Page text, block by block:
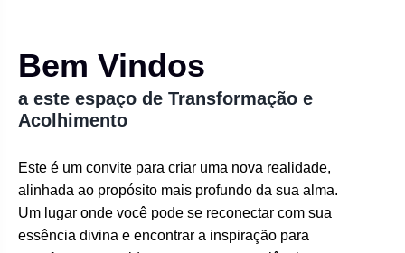
Bem Vindos
a este espaço de Transformação e
Acolhimento
Este é um convite para criar uma nova realidade,
alinhada ao propósito mais profundo da sua alma.
Um lugar onde você pode se reconectar com sua
essência divina e encontrar a inspiração para